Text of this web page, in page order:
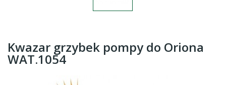
Kwazar grzybek pompy do Oriona
WAT.1054